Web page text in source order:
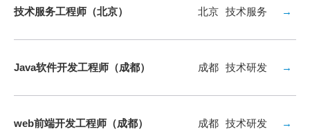
技术服务工程师（北京） 北京 技术服务 →
Java软件开发工程师（成都） 成都 技术研发 →
web前端开发工程师（成都） 成都 技术研发 →